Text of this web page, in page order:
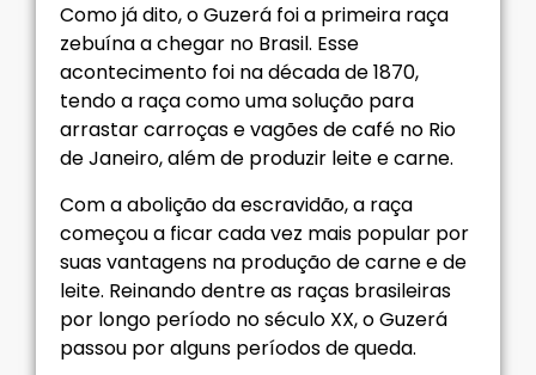
Como já dito, o Guzerá foi a primeira raça
zebuína a chegar no Brasil. Esse
acontecimento foi na década de 1870,
tendo a raça como uma solução para
arrastar carroças e vagões de café no Rio
de Janeiro, além de produzir leite e carne.
Com a abolição da escravidão, a raça
começou a ficar cada vez mais popular por
suas vantagens na produção de carne e de
leite. Reinando dentre as raças brasileiras
por longo período no século XX, o Guzerá
passou por alguns períodos de queda.